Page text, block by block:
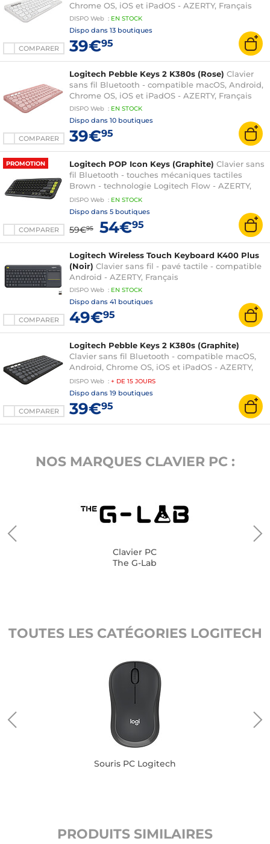
COMPARER
Chrome OS, iOS et iPadOS - AZERTY, Français
DISPO Web : EN STOCK
Dispo dans 13 boutiques
39€95
COMPARER
Logitech Pebble Keys 2 K380s (Rose) Clavier
sans fil Bluetooth - compatible macOS, Android,
Chrome OS, iOS et iPadOS - AZERTY, Français
DISPO Web : EN STOCK
Dispo dans 10 boutiques
39€95
PROMOTION
COMPARER
Logitech POP Icon Keys (Graphite) Clavier sans
fil Bluetooth - touches mécaniques tactiles
Brown - technologie Logitech Flow - AZERTY,
Français
DISPO Web : EN STOCK
Dispo dans 5 boutiques
59€95 54€95
COMPARER
Logitech Wireless Touch Keyboard K400 Plus
(Noir) Clavier sans fil - pavé tactile - compatible
Android - AZERTY, Français
DISPO Web : EN STOCK
Dispo dans 41 boutiques
49€95
COMPARER
Logitech Pebble Keys 2 K380s (Graphite)
Clavier sans fil Bluetooth - compatible macOS,
Android, Chrome OS, iOS et iPadOS - AZERTY,
Français
DISPO Web : + DE 15 JOURS
Dispo dans 19 boutiques
39€95
NOS MARQUES CLAVIER PC :
Clavier PC
The G-Lab
TOUTES LES CATÉGORIES LOGITECH
Souris PC Logitech
PRODUITS SIMILAIRES